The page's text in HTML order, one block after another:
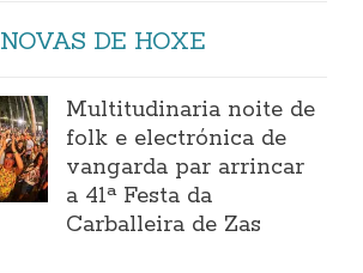
NOVAS DE HOXE
Multitudinaria noite de
folk e electrónica de
vangarda par arrincar
a 41ª Festa da
Carballeira de Zas